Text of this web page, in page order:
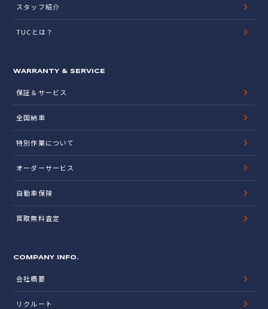
スタッフ紹介
TUCとは？
WARRANTY & SERVICE
保証＆サービス
全国納車
特別作業について
オーダーサービス
自動車保険
買取無料査定
COMPANY INFO.
会社概要
リクルート